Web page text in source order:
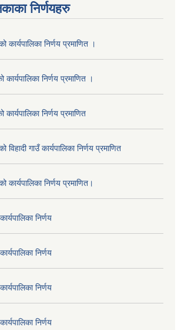
निर्णयहरु
निर्णय प्रमाणित ।
निर्णय प्रमाणित ।
निर्णय प्रमाणित
गाउँ कार्यपालिका निर्णय प्रमाणित
निर्णय प्रमाणित।
निर्णय
निर्णय
निर्णय
निर्णय